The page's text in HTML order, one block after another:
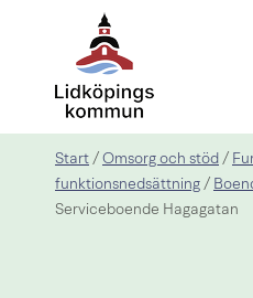
Start / Omsorg och stöd /
funktionsnedsättning /
Serviceboende Hagagatan